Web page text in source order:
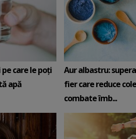
care le poți
apă
Aur albastru:
fier care reduce
combate îmb...